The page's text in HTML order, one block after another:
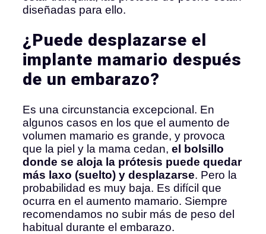
diseñadas para ello.
¿Puede desplazarse el
implante mamario después
de un embarazo?
Es una circunstancia excepcional. En
algunos casos en los que el aumento de
volumen mamario es grande, y provoca
que la piel y la mama cedan, el bolsillo
donde se aloja la prótesis puede quedar
más laxo (suelto) y desplazarse. Pero la
probabilidad es muy baja. Es difícil que
ocurra en el aumento mamario. Siempre
recomendamos no subir más de peso del
habitual durante el embarazo.